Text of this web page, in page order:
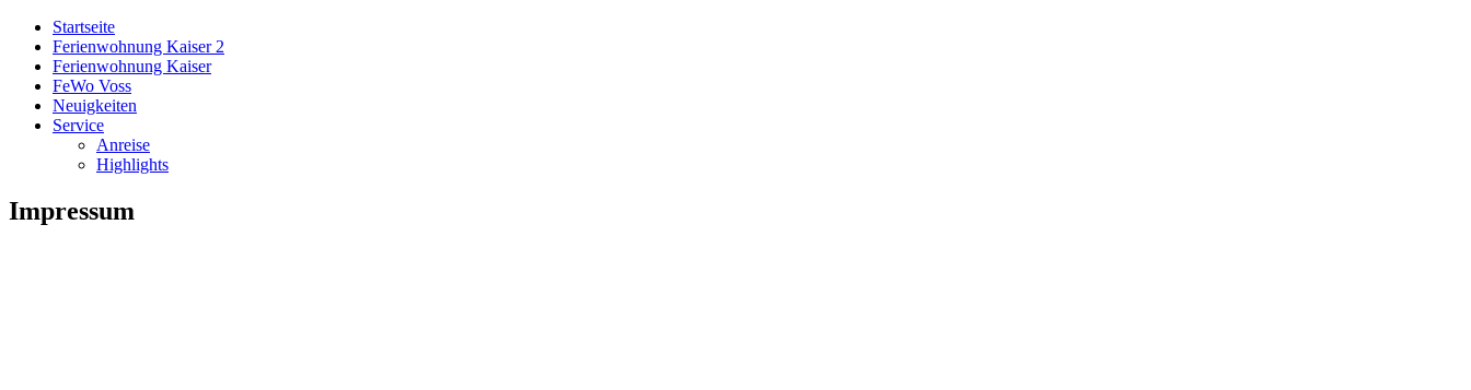
Startseite
Ferienwohnung Kaiser 2
Ferienwohnung Kaiser
FeWo Voss
Neuigkeiten
Service
Anreise
Highlights
Impressum